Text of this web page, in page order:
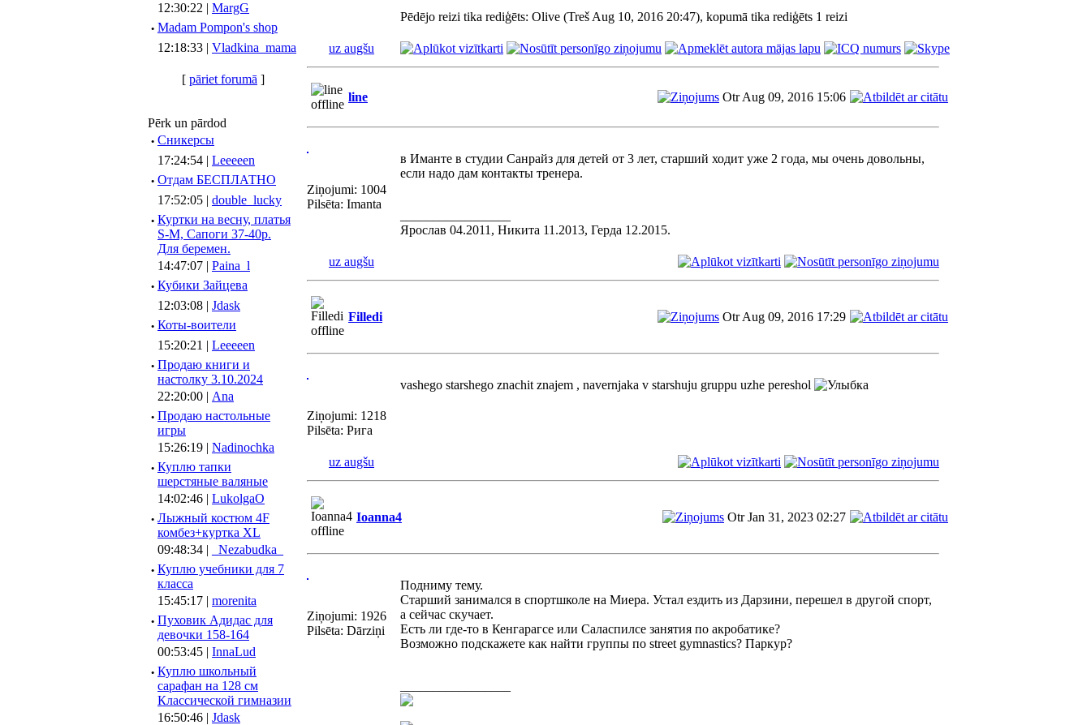
12:30:22 | MargG
· Madam Pompon's shop
12:18:33 | Vladkina_mama
[ pāriet forumā ]
Pērk un pārdod
· Сникерсы
17:24:54 | Leeeeen
· Отдам БЕСПЛАТНО
17:52:05 | double_lucky
· Куртки на весну, платья
S-M, Сапоги 37-40р.
Для беремен.
14:47:07 | Paina_l
· Кубики Зайцева
12:03:08 | Jdask
· Коты-воители
15:20:21 | Leeeeen
· Продаю книги и
настолку 3.10.2024
22:20:00 | Ana
· Продаю настольные
игры
15:26:19 | Nadinochka
· Куплю тапки
шерстяные валяные
14:02:46 | LukolgaO
· Лыжный костюм 4F
комбез+куртка XL
09:48:34 |
_Nezabudka_
· Куплю учебники для 7
класса
15:45:17 | morenita
· Пуховик Адидас для
девочки 158-164
00:53:45 | InnaLud
· Куплю школьный
сарафан на 128 см
Классической гимназии
16:50:46 | Jdask
Pēdējo reizi tika rediģēts: Olive (Treš Aug 10, 2016 20:47), kopumā tika rediģēts 1 reizi
uz augšu
line Otr Aug 09, 2016 15:06
Ziņojumi: 1004
Pilsēta: Imanta
в Иманте в студии Санрайз для детей от 3 лет, старший ходит уже 2 года, мы очень довольны,
если надо дам контакты тренера.
Ярослав 04.2011, Никита 11.2013, Герда 12.2015.
uz augšu
Filledi Otr Aug 09, 2016 17:29
Ziņojumi: 1218
Pilsēta: Рига
vashego starshego znachit znajem , navernjaka v starshuju gruppu uzhe pereshol
uz augšu
Ioanna4 Otr Jan 31, 2023 02:27
Ziņojumi: 1926
Pilsēta: Dārziņi
Подниму тему.
Старший занимался в спортшколе на Миера. Устал ездить из Дарзини, перешел в другой спорт,
а сейчас скучает.
Есть ли где-то в Кенгарагсе или Саласпилсе занятия по акробатике?
Возможно подскажете как найти группы по street gymnastics? Паркур?